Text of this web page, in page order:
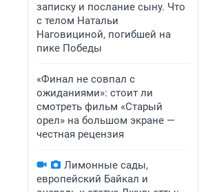
записку и послание сыну. Что
с телом Натальи
Наговициной, погибшей на
пике Победы
«Финал не совпал с
ожиданиями»: стоит ли
смотреть фильм «Старый
орел» на большом экране —
честная рецензия
Лимонные сады,
европейский Байкал и